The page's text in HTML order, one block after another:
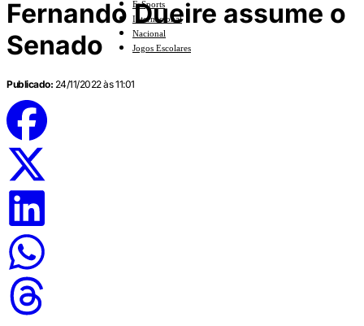
E-Sports
Internacional
Nacional
Jogos Escolares
Fernando Dueire assume o
Senado
Publicado: 24/11/2022 às 11:01